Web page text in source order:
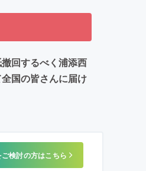
回するべく浦添西
国の皆さんに届け
検討の方はこちら